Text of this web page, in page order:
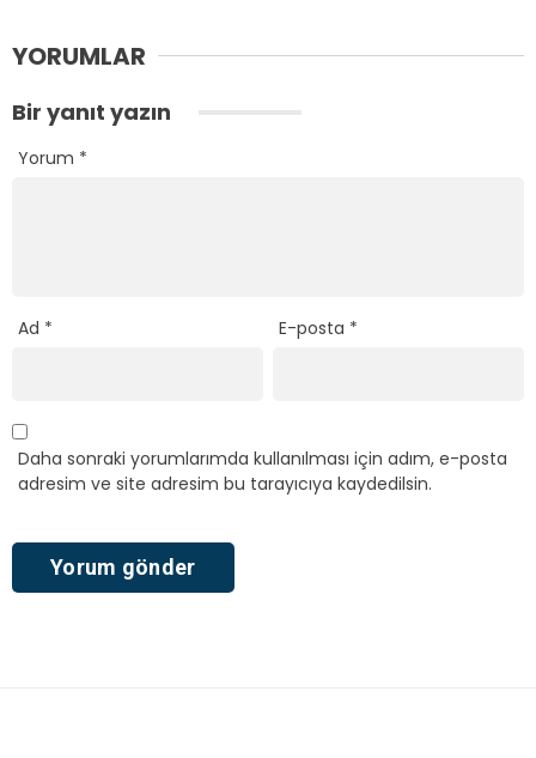
YORUMLAR
Bir yanıt yazın
Yorum *
Ad * E-posta *
Daha sonraki yorumlarımda kullanılması için adım, e-posta
adresim ve site adresim bu tarayıcıya kaydedilsin.